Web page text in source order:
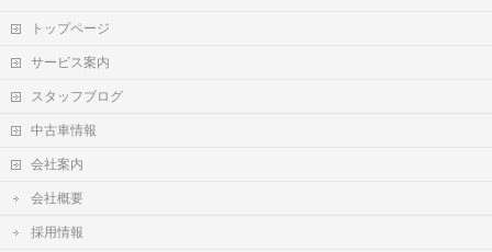
トップページ
サービス案内
スタッフブログ
中古車情報
会社案内
会社概要
採用情報